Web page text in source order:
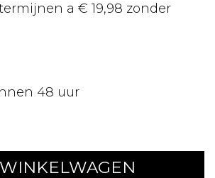
a € 19,98 zonder
48 uur